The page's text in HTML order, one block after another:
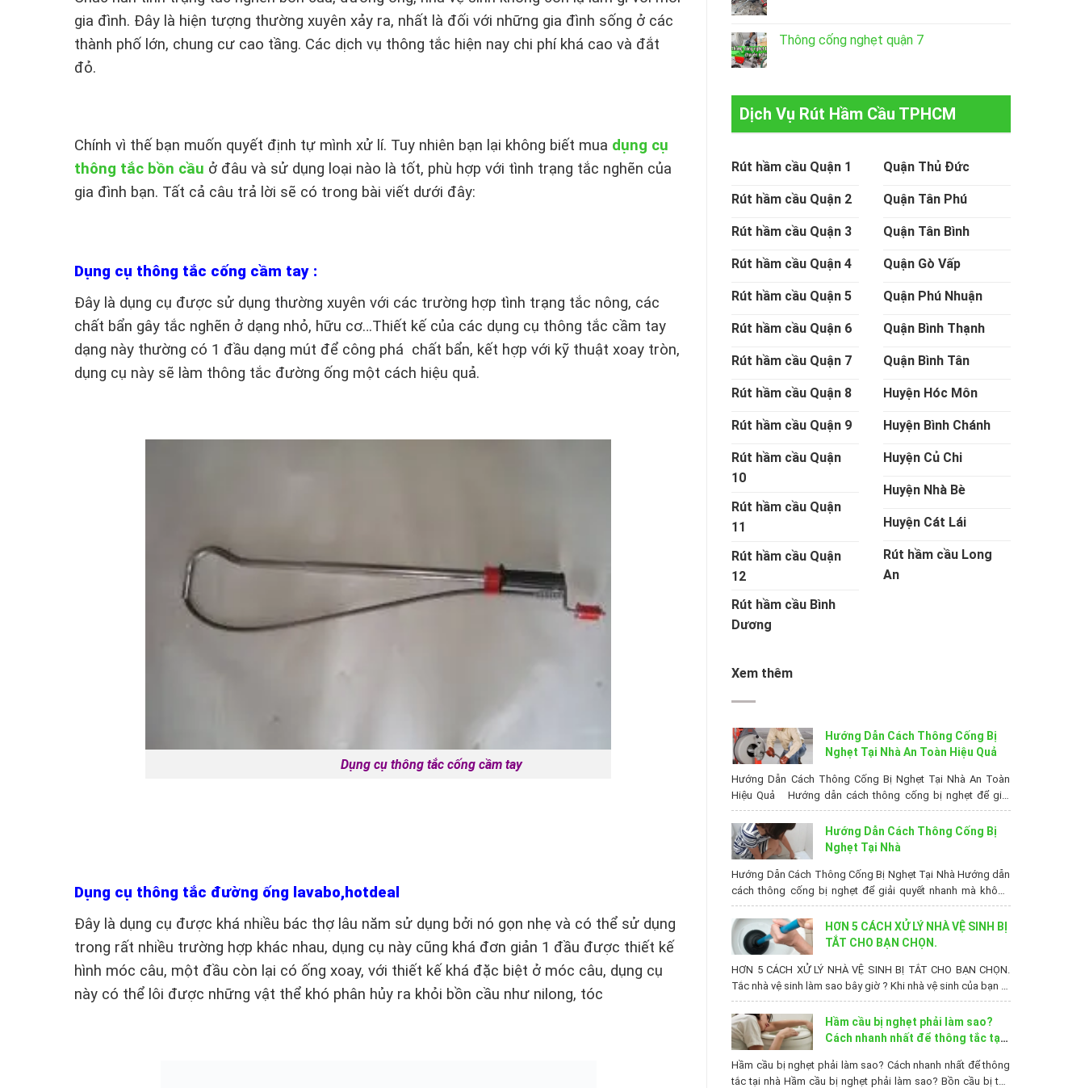
gia đình. Đây là hiện tượng thường xuyên xảy ra, nhất là đối với những gia đình sống ở các
thành phố lớn, chung cư cao tầng. Các dịch vụ thông tắc hiện nay chi phí khá cao và đắt
đỏ.
Chính vì thế bạn muốn quyết định tự mình xử lí. Tuy nhiên bạn lại không biết mua dụng cụ
thông tắc bồn cầu ở đâu và sử dụng loại nào là tốt, phù hợp với tình trạng tắc nghẽn của
gia đình bạn. Tất cả câu trả lời sẽ có trong bài viết dưới đây:
Dụng cụ thông tắc cống cầm tay :
Đây là dụng cụ được sử dụng thường xuyên với các trường hợp tình trạng tắc nông, các
chất bẩn gây tắc nghẽn ở dạng nhỏ, hữu cơ…Thiết kế của các dụng cụ thông tắc cầm tay
dạng này thường có 1 đầu dạng mút để công phá chất bẩn, kết hợp với kỹ thuật xoay tròn,
dụng cụ này sẽ làm thông tắc đường ống một cách hiệu quả.
Dụng cụ thông tắc cống cầm tay
Dụng cụ thông tắc đường ống lavabo,hotdeal
Đây là dụng cụ được khá nhiều bác thợ lâu năm sử dụng bởi nó gọn nhẹ và có thể sử dụng
trong rất nhiều trường hợp khác nhau, dụng cụ này cũng khá đơn giản 1 đầu được thiết kế
hình móc câu, một đầu còn lại có ống xoay, với thiết kế khá đặc biệt ở móc câu, dụng cụ
này có thể lôi được những vật thể khó phân hủy ra khỏi bồn cầu như nilong, tóc
Thông cống nghẹt quận 7
Dịch Vụ Rút Hầm Cầu TPHCM
Rút hầm cầu Quận 1
Rút hầm cầu Quận 2
Rút hầm cầu Quận 3
Rút hầm cầu Quận 4
Rút hầm cầu Quận 5
Rút hầm cầu Quận 6
Rút hầm cầu Quận 7
Rút hầm cầu Quận 8
Rút hầm cầu Quận 9
Rút hầm cầu Quận
10
Rút hầm cầu Quận
11
Rút hầm cầu Quận
12
Rút hầm cầu Bình
Dương
Quận Thủ Đức
Quận Tân Phú
Quận Tân Bình
Quận Gò Vấp
Quận Phú Nhuận
Quận Bình Thạnh
Quận Bình Tân
Huyện Hóc Môn
Huyện Bình Chánh
Huyện Củ Chi
Huyện Nhà Bè
Huyện Cát Lái
Rút hầm cầu Long
An
Xem thêm
Hướng Dẫn Cách Thông Cống Bị
Nghẹt Tại Nhà An Toàn Hiệu Quả
Hướng Dẫn Cách Thông Cống Bị Nghẹt Tại Nhà An Toàn
Hiệu Quả Hướng dẫn cách thông cống bị nghẹt để giải
quyết nhanh mà không cần gọi thợ, cùng đọc và tìm hiểu
nhưng cách nào để thông cống đơn giản mà hiệu quả nhé.
Nếu một ngày nhà bạn bị nghẹt...
Hướng Dẫn Cách Thông Cống Bị
Nghẹt Tại Nhà
Hướng Dẫn Cách Thông Cống Bị Nghẹt Tại Nhà Hướng dẫn
cách thông cống bị nghẹt để giải quyết nhanh mà không
cần gọi thợ, cùng đọc và tìm hiểu nhưng cách nào để thông
cống đơn giản mà hiệu quả nhé. Nếu một ngày nhà bạn bị
nghẹt ống cống bôn nước bạn sẽ làm...
HƠN 5 CÁCH XỬ LÝ NHÀ VỆ SINH BỊ
TẮT CHO BẠN CHỌN.
HƠN 5 CÁCH XỬ LÝ NHÀ VỆ SINH BỊ TẮT CHO BẠN CHỌN.
Tắc nhà vệ sinh làm sao bây giờ ? Khi nhà vệ sinh của bạn bị
tắc thì các cách xử lý nhà vệ sinh bị tắt sẽ là người bạn giúp
khắc phục vấn đề nhanh chóng. Dưới đây là bài...
Hầm cầu bị nghẹt phải làm sao?
Cách nhanh nhất để thông tắc tại
Hầm cầu bị nghẹt phải làm sao? Cách nhanh nhất để thông
tắc tại nhà Hầm cầu bị nghẹt phải làm sao? Bồn cầu bị tắc